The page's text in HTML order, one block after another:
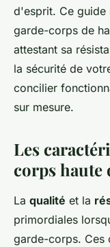
Chloé•26 avril 2024
d'esprit. Ce guide
garde-corps de
attestant sa
la sécurité de
concilier
sur mesure.
Les
corps haute
La qualité et la
primordiales
garde-corps. Ces